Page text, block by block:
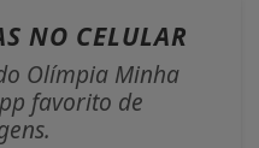
NO CELULAR
Olímpia Minha
favorito de